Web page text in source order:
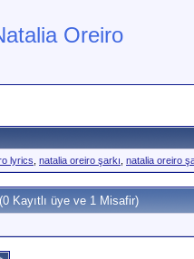
Oreiro
lyrics natalia oreiro şarkı natalia oreiro
(0 Kayıtlı üye ve 1 Misafir)